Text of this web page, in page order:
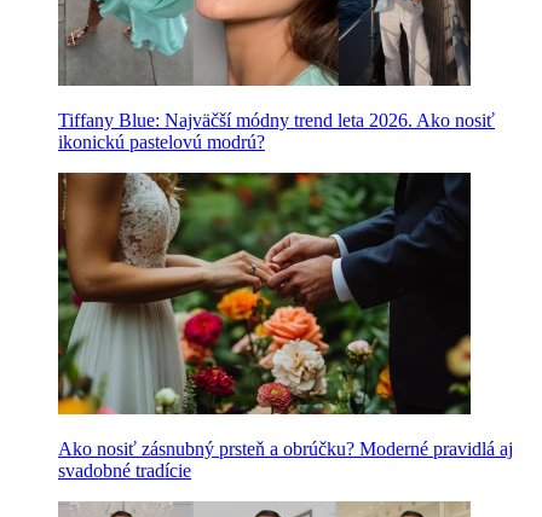
Tiffany Blue: Najväčší módny trend leta 2026. Ako nosiť
ikonickú pastelovú modrú?
Ako nosiť zásnubný prsteň a obrúčku? Moderné pravidlá aj
svadobné tradície